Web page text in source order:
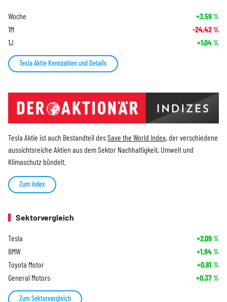
Woche +3,59%
1M -24,42%
1J +1,04%
Tesla Aktie Kennzahlen und Details
Tesla Aktie ist auch Bestandteil desSave the World Index, der verschiedene
aussichtsreiche Aktien aus dem Sektor Nachhaltigkeit, Umwelt und
Klimaschutz bündelt.
Zum Index
Sektorvergleich
Tesla +2,09%
BMW +1,94%
Toyota Motor +0,81 %
General Motors +0,37%
Zum Sektorvergleich